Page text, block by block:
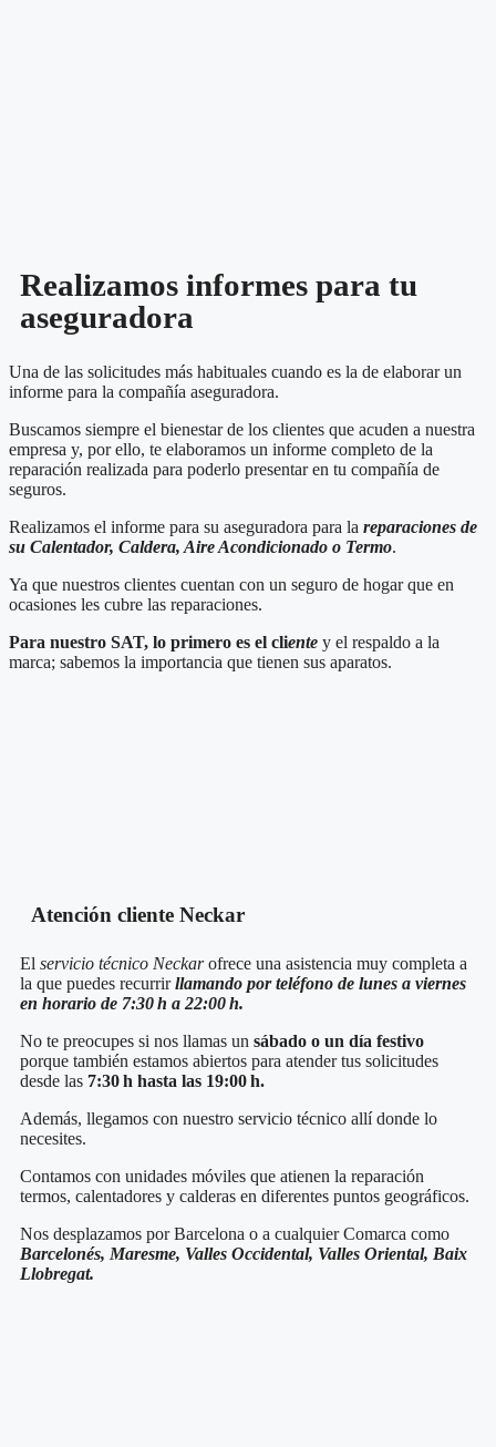
Realizamos informes para tu
aseguradora
Una de las solicitudes más habituales cuando es la de elaborar un
informe para la compañía aseguradora.
Buscamos siempre el bienestar de los clientes que acuden a nuestra
empresa y, por ello, te elaboramos un informe completo de la
reparación realizada para poderlo presentar en tu compañía de
seguros.
Realizamos el informe para su aseguradora para la reparaciones de
su Calentador, Caldera, Aire Acondicionado o Termo.
Ya que nuestros clientes cuentan con un seguro de hogar que en
ocasiones les cubre las reparaciones.
Para nuestro SAT, lo primero es el cliente y el respaldo a la
marca; sabemos la importancia que tienen sus aparatos.
Atención cliente Neckar
El servicio técnico Neckarofrece una asistencia muy completa a
la que puedes recurrirllamando por teléfono de lunes a viernes
en horario de 7:30 h a 22:00 h.
No te preocupes si nos llamas un sábado o un día festivo
porque también estamos abiertos para atender tus solicitudes
desde las 7:30 h hasta las 19:00 h.
Además, llegamos con nuestro servicio técnico allí donde lo
necesites.
Contamos con unidades móviles que atienen la reparación
termos, calentadores y calderas en diferentes puntos geográficos.
Nos desplazamos por Barcelona o a cualquier Comarca como
Barcelonés, Maresme, Valles Occidental, Valles Oriental, Baix
Llobregat.